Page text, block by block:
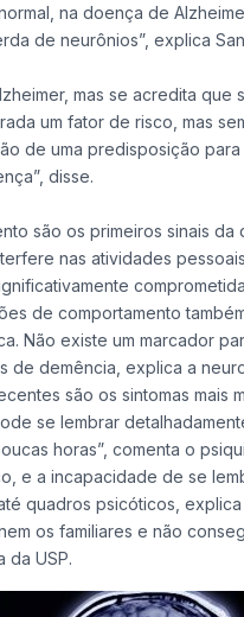
na doença de
de neurônios”, explica
mas se acredita
um fator de risco, mas
de uma predisposição
disse.
são os primeiros sinais da
nas atividades
de comportamento
Não existe um marcador
demência, explica a
são os sintomas mais
se lembrar
horas”, comenta o
e a incapacidade de se
quadros psicóticos,
os familiares e não
da USP.